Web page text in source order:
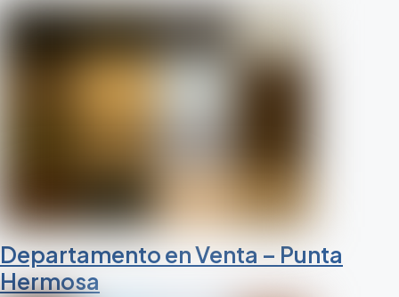
Departamento en Venta – Punta
Hermosa